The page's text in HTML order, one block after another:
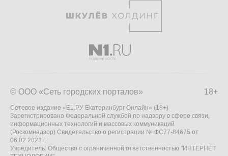
18+
© ООО «Сеть городских порталов»
Сетевое издание «Е1.РУ Екатеринбург Онлайн» (18+)
Зарегистрировано Федеральной службой по надзору в сфере связи,
информационных технологий и массовых коммуникаций
(Роскомнадзор) Свидетельство о регистрации № ФС77-84675 от
06.02.2023 г.
Учредитель: Общество с ограниченной ответственностью "ИНТЕРНЕТ